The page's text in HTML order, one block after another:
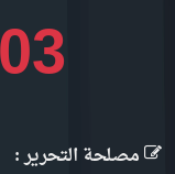
مصلحة التحرير :